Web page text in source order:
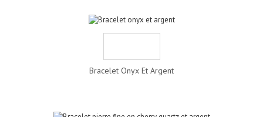
Bracelet Onyx Et Argent